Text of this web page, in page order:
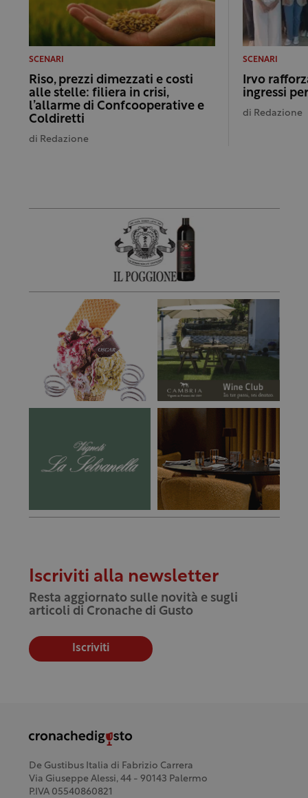
SCENARI
Riso, prezzi dimezzati e costi
alle stelle: filiera in crisi,
l’allarme di Confcooperative e
Coldiretti
di Redazione
SCENARI
Irvo
ingressi
di Redazione
Iscriviti alla newsletter
Resta aggiornato sulle novità e sugli
articoli di Cronache di Gusto
Iscriviti
De Gustibus Italia di Fabrizio Carrera
Via Giuseppe Alessi, 44 - 90143 Palermo
P.IVA 05540860821